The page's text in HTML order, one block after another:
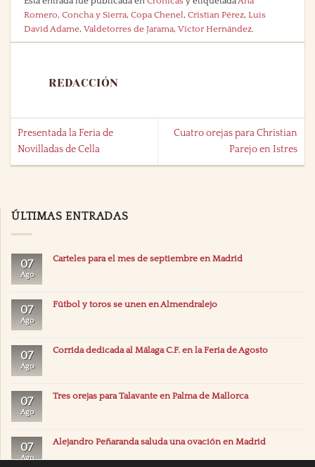
Romero,Concha y Sierra,Copa Chenel,Cristian Pérez,Luis
David Adame,Valdetorres de Jarama,Víctor Hernández.
REDACCIÓN
Presentada la Feria de
Novilladas de Cella
Cuatro orejas para Christian
Parejo en Istres
ÚLTIMAS ENTRADAS
07
Ago
Carteles para el mes de septiembre en Madrid
07
Ago
Fútbol y toros se unen en Almendralejo
07
Ago
Corrida dedicada al Málaga C.F. en la Feria de Agosto
07
Ago
Tres orejas para Talavante en Palma de Mallorca
07
Ago
Alejandro Peñaranda saluda una ovación en Madrid